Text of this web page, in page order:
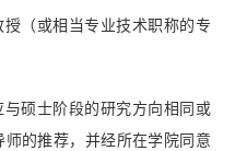
（或相当专业技术职称的专
硕士阶段的研究方向相同或
的推荐，并经所在学院同意